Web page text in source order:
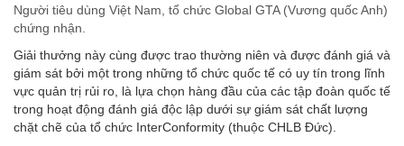
Người tiêu dùng Việt Nam, tổ chức Global GTA (Vương quốc Anh)
chứng nhận.
Giải thưởng này cùng được trao thường niên và được đánh giá và
giám sát bởi một trong những tổ chức quốc tế có uy tín trong lĩnh
vực quản trị rủi ro, là lựa chọn hàng đầu của các tập đoàn quốc tế
trong hoạt động đánh giá độc lập dưới sự giám sát chất lượng
chặt chẽ của tổ chức InterConformity (thuộc CHLB Đức).